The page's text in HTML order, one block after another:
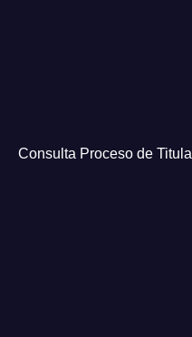
Consulta Proceso de